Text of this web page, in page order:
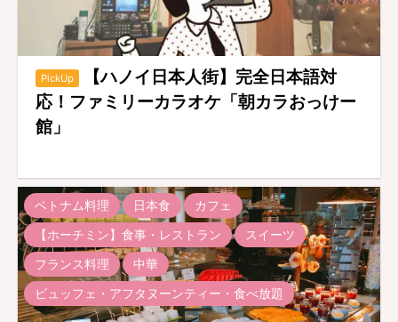
PickUp
【ハノイ日本人街】完全日本語対
応！ファミリーカラオケ「朝カラおっけー
館」
ベトナム料理 日本食
カフェ
【ホーチミン】食事・レストラン
スイーツ
フランス料理
中華
ビュッフェ・アフタヌーンティー・食べ放題